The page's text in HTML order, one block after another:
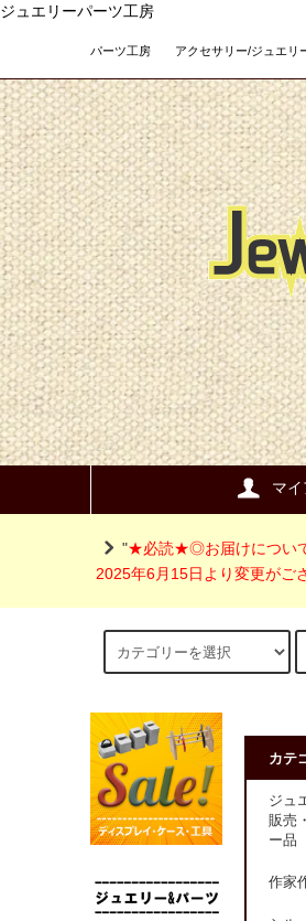
ジュエリーパーツ工房
パーツ工房 アクセサリー/ジュエリ
マイ
"★必読★◎お届けについ
2025年6月15日より変更がご
カテ
ジュ
販売
ー品
作家